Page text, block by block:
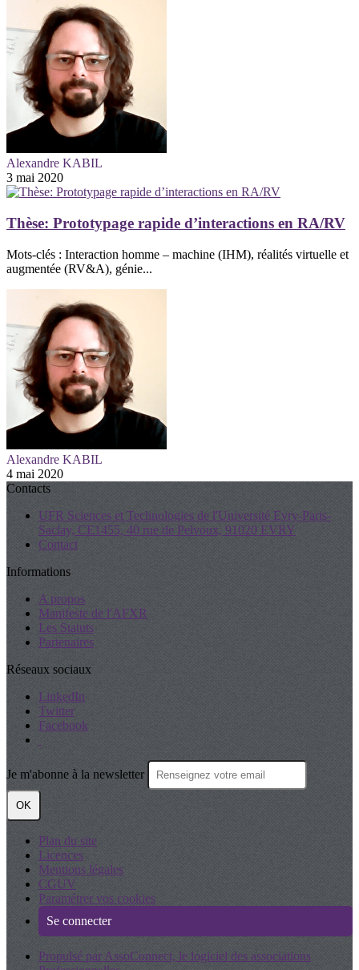
Alexandre KABIL
3 mai 2020
Thèse: Prototypage rapide d’interactions en RA/RV
Mots-clés : Interaction homme – machine (IHM), réalités virtuelle et
augmentée (RV&A), génie...
Alexandre KABIL
4 mai 2020
Contacts
UFR Sciences et Technologies de l'Université Evry-Paris-
Saclay, CE1455, 40 rue de Pelvoux, 91020 EVRY
Contact
Informations
A propos
Manifeste de l'AFXR
Les Statuts
Partenaires
Réseaux sociaux
LinkedIn
Twitter
Facebook
Je m'abonne à la newsletter
OK
Plan du site
Licences
Mentions légales
CGUV
Paramétrer vos cookies
Se connecter
Propulsé par AssoConnect, le logiciel des associations